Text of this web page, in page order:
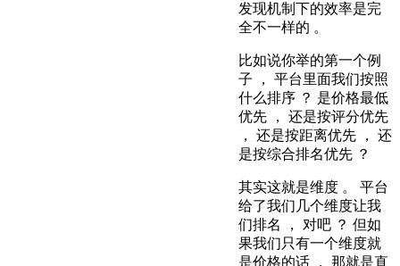
发现机制下的效率是完
全不一样的 。
比如说你举的第一个例
子 ， 平台里面我们按照
什么排序 ？ 是价格最低
优先 ， 还是按评分优先
， 还是按距离优先 ， 还
是按综合排名优先 ？
其实这就是维度 。 平台
给了我们几个维度让我
们排名 ， 对吧 ？ 但如
果我们只有一个维度就
是价格的话 ， 那就是直